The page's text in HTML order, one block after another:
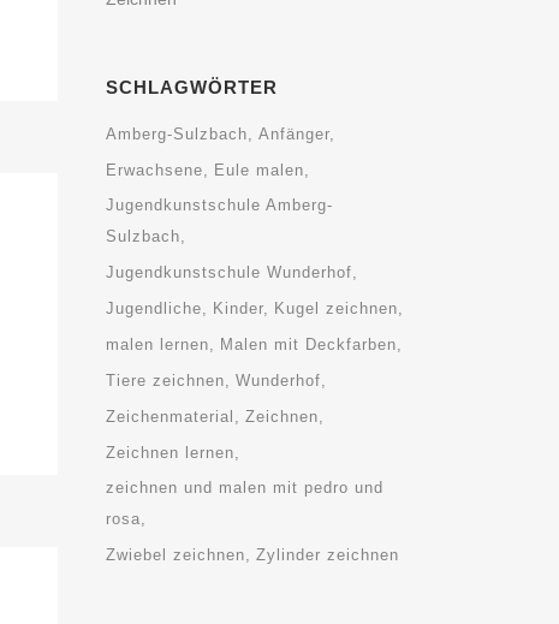
SCHLAGWÖRTER
Amberg-Sulzbach
Anfänger
Erwachsene
Eule malen
Jugendkunstschule Amberg-
Sulzbach
Jugendkunstschule Wunderhof
Jugendliche
Kinder
Kugel zeichnen
malen lernen
Malen mit Deckfarben
Tiere zeichnen
Wunderhof
Zeichenmaterial
Zeichnen
Zeichnen lernen
zeichnen und malen mit pedro und
rosa
Zwiebel zeichnen
Zylinder zeichnen